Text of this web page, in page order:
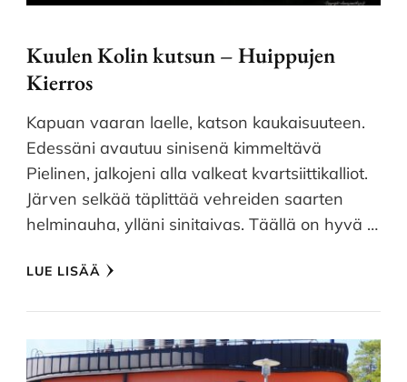
Kuulen Kolin kutsun – Huippujen
Kierros
Kapuan vaaran laelle, katson kaukaisuuteen.
Edessäni avautuu sinisenä kimmeltävä
Pielinen, jalkojeni alla valkeat kvartsiittikalliot.
Järven selkää täplittää vehreiden saarten
helminauha, ylläni sinitaivas. Täällä on hyvä …
LUE LISÄÄ